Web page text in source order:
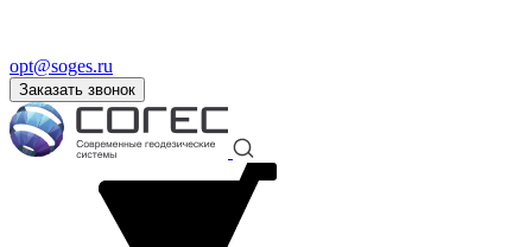
opt@soges.ru
Заказать звонок